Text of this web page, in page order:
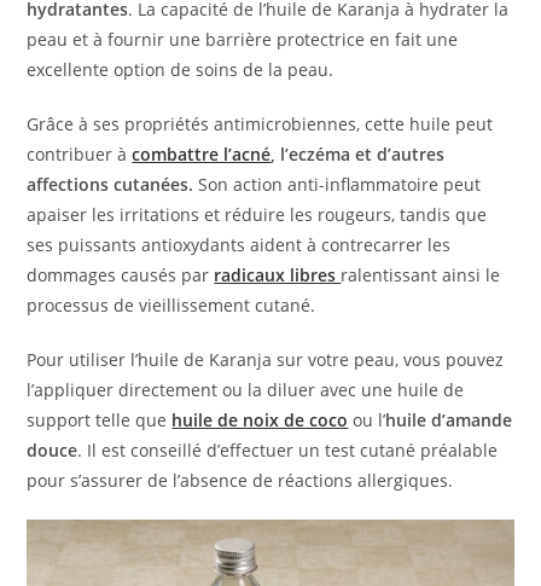
hydratantes. La capacité de l’huile de Karanja à hydrater la
peau et à fournir une barrière protectrice en fait une
excellente option de soins de la peau.
Grâce à ses propriétés antimicrobiennes, cette huile peut
contribuer àcombattre l’acné, l’eczéma et d’autres
affections cutanées. Son action anti-inflammatoire peut
apaiser les irritations et réduire les rougeurs, tandis que
ses puissants antioxydants aident à contrecarrer les
dommages causés par radicaux libres ralentissant ainsi le
processus de vieillissement cutané.
Pour utiliser l’huile de Karanja sur votre peau, vous pouvez
l’appliquer directement ou la diluer avec une huile de
support telle que huile de noix de coco ou l’huile d’amande
douce. Il est conseillé d’effectuer un test cutané préalable
pour s’assurer de l’absence de réactions allergiques.